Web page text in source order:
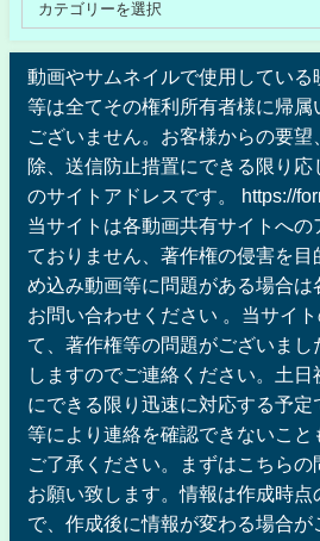
動画やサムネイルで使用してい
等は全てその権利所有者様に帰属
ございません。お客様からの要望
除、送信防止措置にできる限り
のサイトアドレスです。 https://
当サイトは各動画共有サイトへの
ておりません、著作権の侵害を目
め込み動画等に問題がある場合
お問い合わせください 。当サイ
て、著作権等の問題がございまし
しますのでご連絡ください。土
にできる限り迅速に対応する予定
等により連絡を確認できないこと
ご了承ください。まずはこちら
お願い致します。情報は作成時
で、作成後に情報が変わる場合が